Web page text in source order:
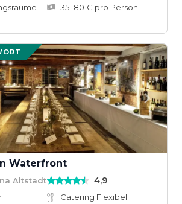
35–80 € pro Person
Waterfront
Altstadt 4,9
Catering Flexibel